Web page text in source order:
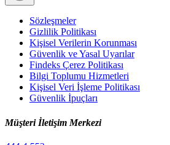
Sözleşmeler
Gizlilik Politikası
Kişisel Verilerin Korunması
Güvenlik ve Yasal Uyarılar
Findeks Çerez Politikası
Bilgi Toplumu Hizmetleri
Kişisel Veri İşleme Politikası
Güvenlik İpuçları
Müşteri İletişim Merkezi